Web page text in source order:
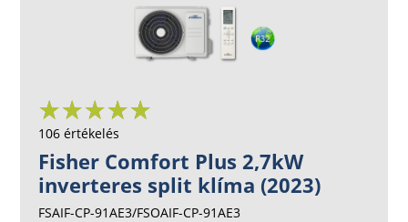
106 értékelés
Fisher Comfort Plus 2,7kW
inverteres split klíma (2023)
FSAIF-CP-91AE3/FSOAIF-CP-91AE3